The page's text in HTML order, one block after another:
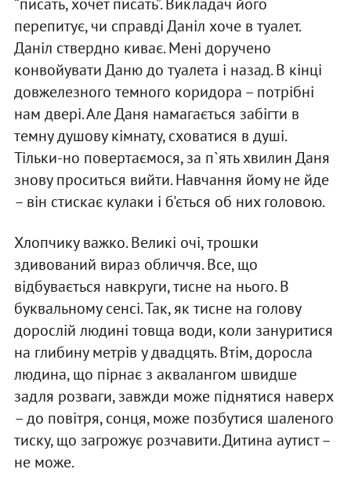
перепитує, чи справді Даніл хоче в туалет.
Даніл ствердно киває. Мені доручено
конвойувати Даню до туалета і назад. В кінці
довжелезного темного коридора – потрібні
нам двері. Але Даня намагається забігти в
темну душову кімнату, сховатися в душі.
Тільки-но повертаємося, за п`ять хвилин Даня
знову проситься вийти. Навчання йому не йде
– він стискає кулаки і б'ється об них головою.
Хлопчику важко. Великі очі, трошки
здивований вираз обличчя. Все, що
відбувається навкруги, тисне на нього. В
буквальному сенсі. Так, як тисне на голову
дорослій людині товща води, коли зануритися
на глибину метрів у двадцять. Втім, доросла
людина, що пірнає з аквалангом швидше
задля розваги, завжди може піднятися наверх
– до повітря, сонця, може позбутися шаленого
тиску, що загрожує розчавити. Дитина аутист –
не може.